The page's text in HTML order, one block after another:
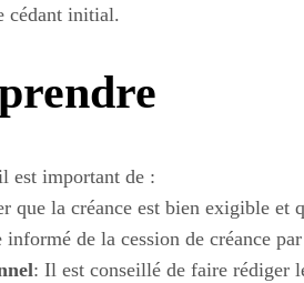
cédant initial.
est important de :
que la créance est bien exigible et
de la cession de créance
: Il est conseillé de faire rédiger